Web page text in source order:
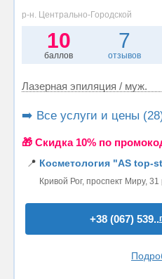
р-н. Центрально-Городской
10
баллов
7
отзывов
Лазерная эпиляция / муж.
➡️ Все услуги и цены
🎁 Cкидка 10% по
📍 Косметология "AS top-
Кривой Рог, проспект Миру,
+38 (067) 539..